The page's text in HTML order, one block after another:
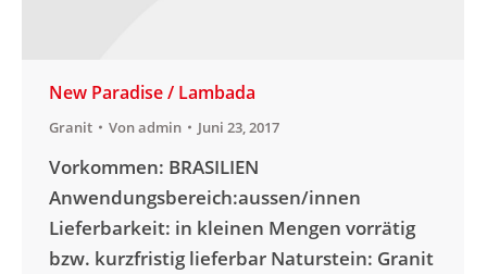
New Paradise / Lambada
Granit Vonadmin Juni 23, 2017
Vorkommen: BRASILIEN
Anwendungsbereich:aussen/innen
Lieferbarkeit: in kleinen Mengen vorrätig
bzw. kurzfristig lieferbar Naturstein: Granit